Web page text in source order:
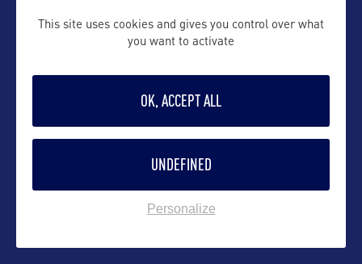
Suivre
This site uses cookies and gives you control over what
you want to activate
OK, ACCEPT ALL
UNDEFINED
Personalize